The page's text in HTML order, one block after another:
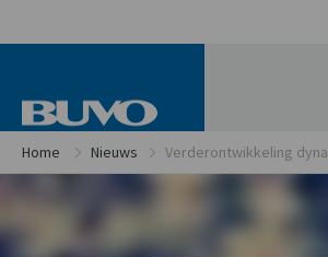
Home Nieuws Verderontwikkeling